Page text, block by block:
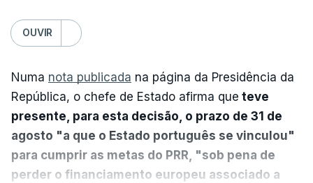
OUVIR
Numa nota publicada na página da Presidência da
República, o chefe de Estado afirma que teve
presente, para esta decisão, o prazo de 31 de
agosto "a que o Estado português se vinculou"
para cumprir as metas do PRR, "sob pena de
perder o financiamento europeu associado a